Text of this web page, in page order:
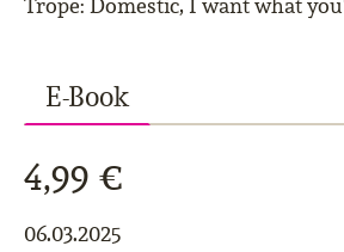
E-Book
4,99 €
06.03.2025